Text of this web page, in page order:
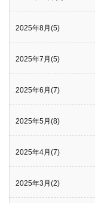
2025年8月(5)
2025年7月(5)
2025年6月(7)
2025年5月(8)
2025年4月(7)
2025年3月(2)